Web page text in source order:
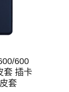
600
套